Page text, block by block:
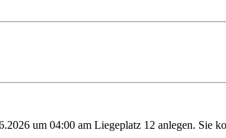
um 04:00 am Liegeplatz 12 anlegen. Sie